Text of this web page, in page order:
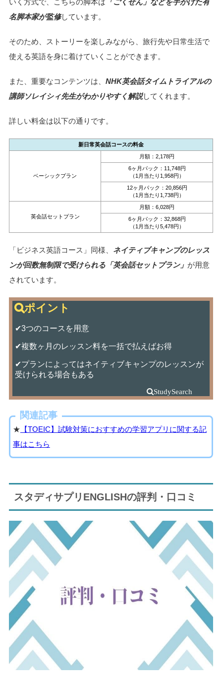
いく方式で、こちらの脚本は 「ごくせん」などを手がけた有
名脚本家が監修しています。
そのため、ストーリーを楽しみながら、旅行先や日常生活で
使える英語を身に着けていくことができます。
また、重要なコンテンツは、 NHK英会話タイムトライアルの
講師ソレイシィ先生がわかりやすく解説してくれます。
詳しい料金は以下の通りです。
新日常英会話コースの料金
ベーシックプラン
月額：2,178円
6ヶ月パック：11,748円
（1月当たり1,958円）
12ヶ月パック：20,856円
（1月当たり1,738円）
英会話セットプラン
月額：6,028円
6ヶ月パック：32,868円
（1月当たり5,478円）
「ビジネス英語コース」同様、 ネイティブキャンプのレッス
ンが回数無制限で受けられる「英会話セットプラン」 が用意
されています。
✔3つのコースを用意
✔複数ヶ月のレッスン料を一括で払えばお得
✔プランによってはネイティブキャンプのレッスンが
受けられる場合もある
関連記事
★ 【TOEIC】試験対策におすすめの学習アプリに関する記
事はこちら
スタディサプリENGLISHの評判・口コミ